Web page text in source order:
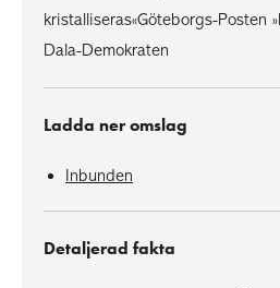
kristalliseras«Göteborgs-Posten
Dala-Demokraten
Ladda ner omslag
Inbunden
Detaljerad fakta